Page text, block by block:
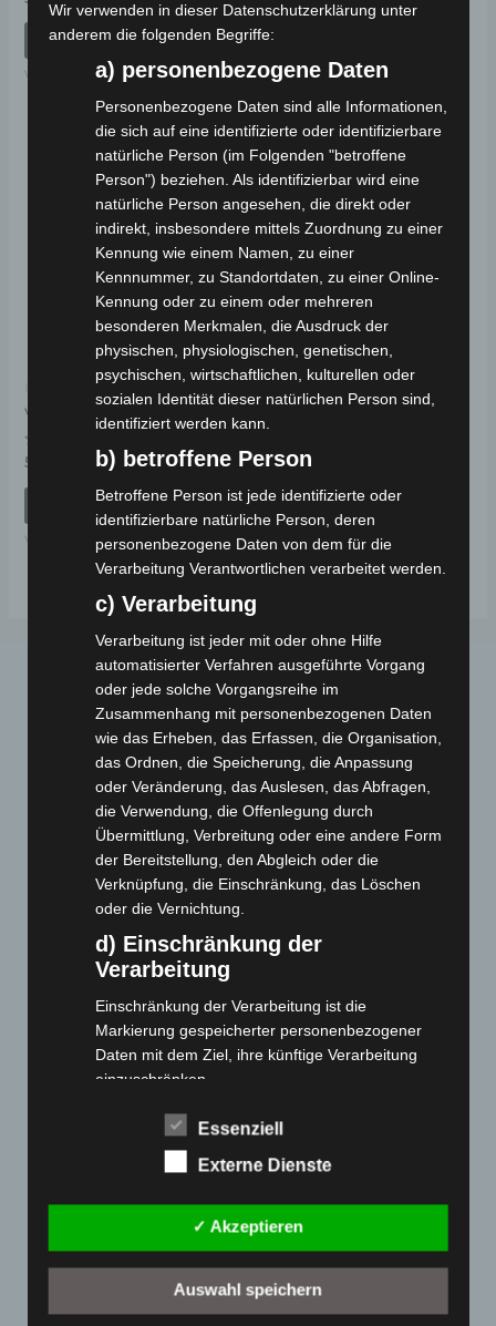
mit
0
IN DEN WARENKORB
VSX
Bewertet
mit
0
5
19,00€ *
IN DEN WARENKORB
Kostenloser Versand
VSX SCHWINGARM
Bewertet
0
59,00
IN DEN WARENKORB
VSX
Webseite
Cashback-Aktion
Händler werden
Home
Gemeinsam spenden
Jobs
Kontakt
Reklamation einreichen
Produktpalette
Elektro-Klappräder
Elektro-Lastendreiräder
Wir verwenden in dieser Datenschutzerklärung unter
anderem die folgenden Begriffe:
a) personenbezogene Daten
Personenbezogene Daten sind alle Informationen,
die sich auf eine identifizierte oder identifizierbare
natürliche Person (im Folgenden "betroffene
Person") beziehen. Als identifizierbar wird eine
natürliche Person angesehen, die direkt oder
indirekt, insbesondere mittels Zuordnung zu einer
Kennung wie einem Namen, zu einer
Kennnummer, zu Standortdaten, zu einer Online-
Kennung oder zu einem oder mehreren
besonderen Merkmalen, die Ausdruck der
physischen, physiologischen, genetischen,
psychischen, wirtschaftlichen, kulturellen oder
sozialen Identität dieser natürlichen Person sind,
identifiziert werden kann.
b) betroffene Person
Betroffene Person ist jede identifizierte oder
identifizierbare natürliche Person, deren
personenbezogene Daten von dem für die
Verarbeitung Verantwortlichen verarbeitet werden.
c) Verarbeitung
Verarbeitung ist jeder mit oder ohne Hilfe
automatisierter Verfahren ausgeführte Vorgang
oder jede solche Vorgangsreihe im
Zusammenhang mit personenbezogenen Daten
wie das Erheben, das Erfassen, die Organisation,
das Ordnen, die Speicherung, die Anpassung
oder Veränderung, das Auslesen, das Abfragen,
die Verwendung, die Offenlegung durch
Übermittlung, Verbreitung oder eine andere Form
der Bereitstellung, den Abgleich oder die
Verknüpfung, die Einschränkung, das Löschen
oder die Vernichtung.
d) Einschränkung der
Verarbeitung
Einschränkung der Verarbeitung ist die
Markierung gespeicherter personenbezogener
Daten mit dem Ziel, ihre künftige Verarbeitung
einzuschränken.
e) Profiling
Profiling ist jede Art der automatisierten
Verarbeitung personenbezogener Daten, die darin
besteht, dass diese personenbezogenen Daten
verwendet werden, um bestimmte persönliche
Aspekte, die sich auf eine natürliche Person
beziehen, zu bewerten, insbesondere, um
Aspekte bezüglich Arbeitsleistung, wirtschaftlicher
Essenziell
Externe Dienste
✓ Akzeptieren
Auswahl speichern